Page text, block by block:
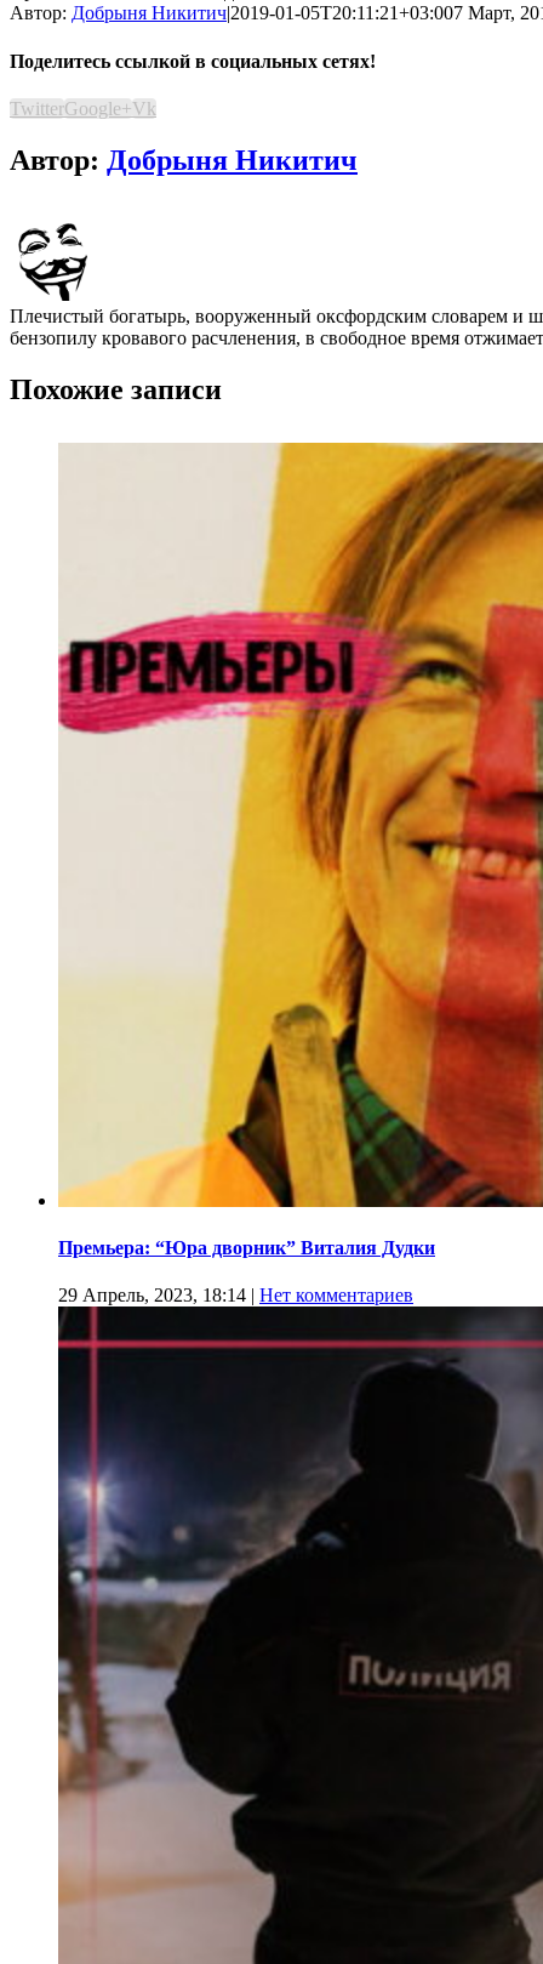
Автор: Добрыня Никитич|2019-01-05T20:11:21+03:007 Март,
Поделитесь ссылкой в социальных сетях!
TwitterGoogle+Vk
Автор: Добрыня Никитич
Плечистый богатырь, вооруженный оксфордским словарем и
бензопилу кровавого расчленения, в свободное время
Похожие записи
Премьера: “Юра дворник” Виталия Дудки
29 Апрель, 2023, 18:14 | Нет комментариев